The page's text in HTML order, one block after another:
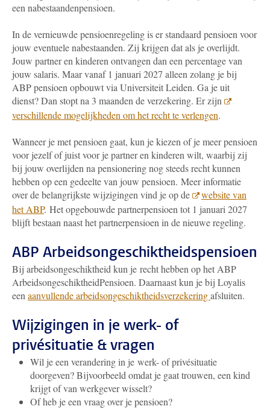
een nabestaandenpensioen.
In de vernieuwde pensioenregeling is er standaard pensioen voor
jouw eventuele nabestaanden. Zij krijgen dat als je overlijdt.
Jouw partner en kinderen ontvangen dan een percentage van
jouw salaris. Maar vanaf 1 januari 2027 alleen zolang je bij
ABP pensioen opbouwt via Universiteit Leiden. Ga je uit
dienst? Dan stopt na 3 maanden de verzekering. Er zijn
verschillende mogelijkheden om het recht te verlengen.
Wanneer je met pensioen gaat, kun je kiezen of je meer pensioen
voor jezelf of juist voor je partner en kinderen wilt, waarbij zij
bij jouw overlijden na pensionering nog steeds recht kunnen
hebben op een gedeelte van jouw pensioen. Meer informatie
over de belangrijkste wijzigingen vind je op de
website van
het ABP. Het opgebouwde partnerpensioen tot 1 januari 2027
blijft bestaan naast het partnerpensioen in de nieuwe regeling.
ABP Arbeidsongeschiktheidspensioen
Bij arbeidsongeschiktheid kun je recht hebben op het ABP
ArbeidsongeschiktheidPensioen. Daarnaast kun je bij Loyalis
een aanvullende arbeidsongeschiktheidsverzekeringafsluiten.
Wijzigingen in je werk- of
privésituatie & vragen
Wil je een verandering in je werk- of privésituatie
doorgeven? Bijvoorbeeld omdat je gaat trouwen, een kind
krijgt of van werkgever wisselt?
Of heb je een vraag over je pensioen?